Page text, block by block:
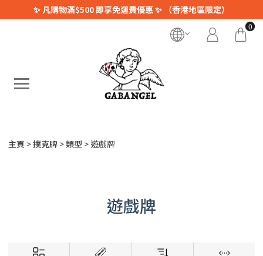
✨ 凡購物滿$500 即享免運費優惠 ✨ （香港地區限定）
0
主頁 撲克牌 類型 遊戲牌
遊戲牌